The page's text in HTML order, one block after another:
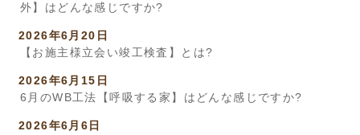
外】はどんな感じですか?
2026年6月20日
【お施主様立会い竣工検査】とは?
2026年6月15日
6月のWB工法【呼吸する家】はどんな感じですか?
2026年6月6日